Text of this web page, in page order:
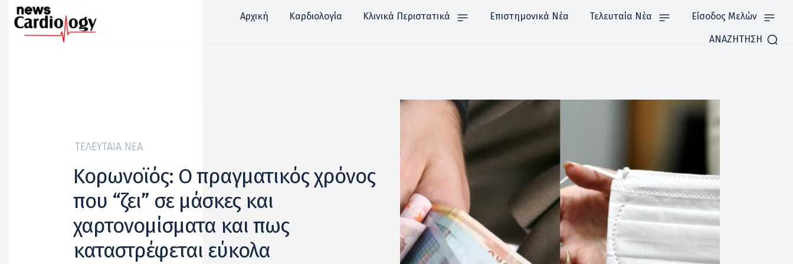
Αρχική Καρδιολογία Κλινικά Περιστατικά Επιστημονικά Νέα Τελευταία Νέα Είσοδος Μελών
ΑΝΑΖΗΤΗΣΗ
ΤΕΛΕΥΤΑΊΑ ΝΈΑ
Κορωνοϊός: Ο πραγματικός χρόνος
που “ζει” σε μάσκες και
χαρτονομίσματα και πως
καταστρέφεται εύκολα